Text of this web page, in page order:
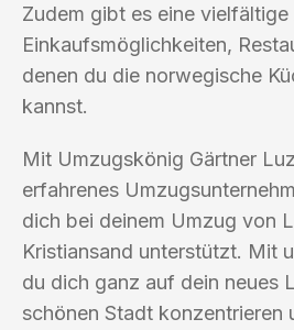
Zudem gibt es eine vielfältige
Einkaufsmöglichkeiten,
denen du die norwegische
kannst.
Mit Umzugskönig Gärtner
erfahrenes
dich bei deinem Umzug von
Kristiansand unterstützt. Mit
du dich ganz auf dein neues
schönen Stadt konzentrieren